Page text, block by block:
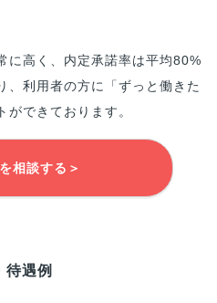
に高く、内定承諾率は平均80%
、利用者の方に「ずっと働きた
ができております。
相談する＞
待遇例